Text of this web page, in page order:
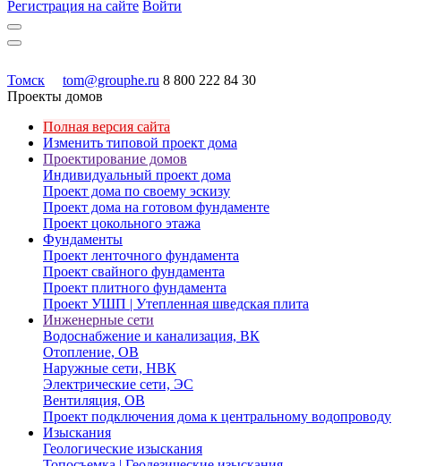
Регистрация на сайте Войти
Томск tom@grouphe.ru 8 800 222 84 30
Проекты домов
Полная версия сайта
Изменить типовой проект дома
Проектирование домов
Индивидуальный проект дома
Проект дома по своему эскизу
Проект дома на готовом фундаменте
Проект цокольного этажа
Фундаменты
Проект ленточного фундамента
Проект свайного фундамента
Проект плитного фундамента
Проект УШП | Утепленная шведская плита
Инженерные сети
Водоснабжение и канализация, ВК
Отопление, ОВ
Наружные сети, НВК
Электрические сети, ЭС
Вентиляция, ОВ
Проект подключения дома к центральному водопроводу
Изыскания
Геологические изыскания